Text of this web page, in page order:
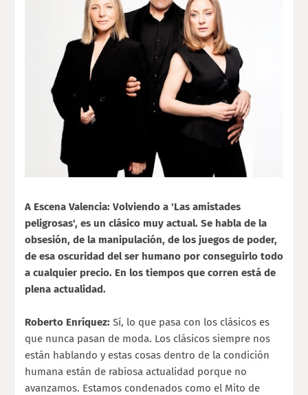
A Escena Valencia: Volviendo a 'Las amistades
peligrosas', es un clásico muy actual. Se habla de la
obsesión, de la manipulación, de los juegos de poder,
de esa oscuridad del ser humano por conseguirlo todo
a cualquier precio. En los tiempos que corren está de
plena actualidad.
Roberto Enríquez: Sí, lo que pasa con los clásicos es
que nunca pasan de moda. Los clásicos siempre nos
están hablando y estas cosas dentro de la condición
humana están de rabiosa actualidad porque no
avanzamos. Estamos condenados como el Mito de